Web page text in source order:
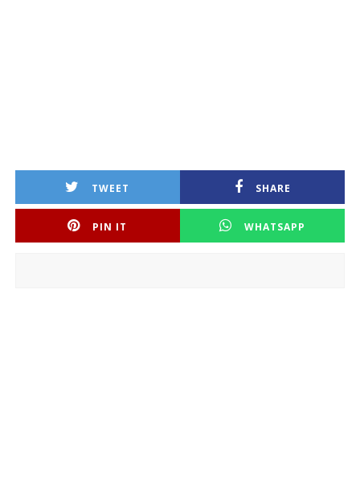
TWEET SHARE
PIN IT WHATSAPP